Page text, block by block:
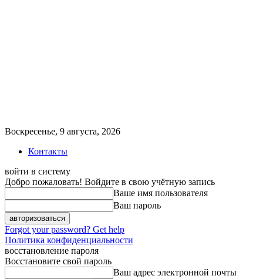
Воскресенье, 9 августа, 2026
Контакты
войти в систему
Добро пожаловать! Войдите в свою учётную запись
Ваше имя пользователя
Ваш пароль
Forgot your password? Get help
Политика конфиденциальности
восстановление пароля
Восстановите свой пароль
Ваш адрес электронной почты